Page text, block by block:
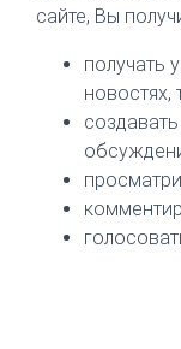
сайте, Вы
получать
новостях,